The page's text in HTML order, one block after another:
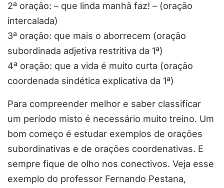
2ª oração: – que linda manhã faz! – (oração
intercalada)
3ª oração: que mais o aborrecem (oração
subordinada adjetiva restritiva da 1ª)
4ª oração: que a vida é muito curta (oração
coordenada sindética explicativa da 1ª)
Para compreender melhor e saber classificar
um período misto é necessário muito treino. Um
bom começo é estudar exemplos de orações
subordinativas e de orações coordenativas. E
sempre fique de olho nos conectivos. Veja esse
exemplo do professor Fernando Pestana,